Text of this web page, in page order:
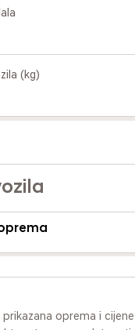
(kg)
prikazana oprema i